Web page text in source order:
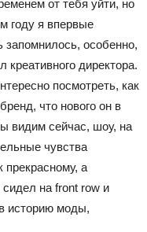
от тебя уйти, но
году я впервые
особенно,
креативного директора.
посмотреть, как
что нового он в
видим сейчас, шоу, на
чувства
прекрасному, а
на front row и
историю моды,